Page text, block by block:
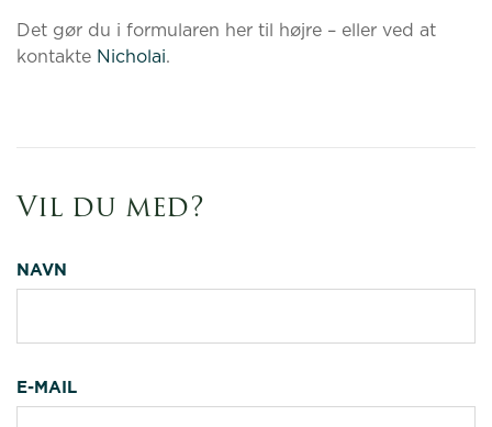
Det gør du i formularen her til højre – eller ved at
kontakte Nicholai.
Vil du med?
NAVN
E-MAIL